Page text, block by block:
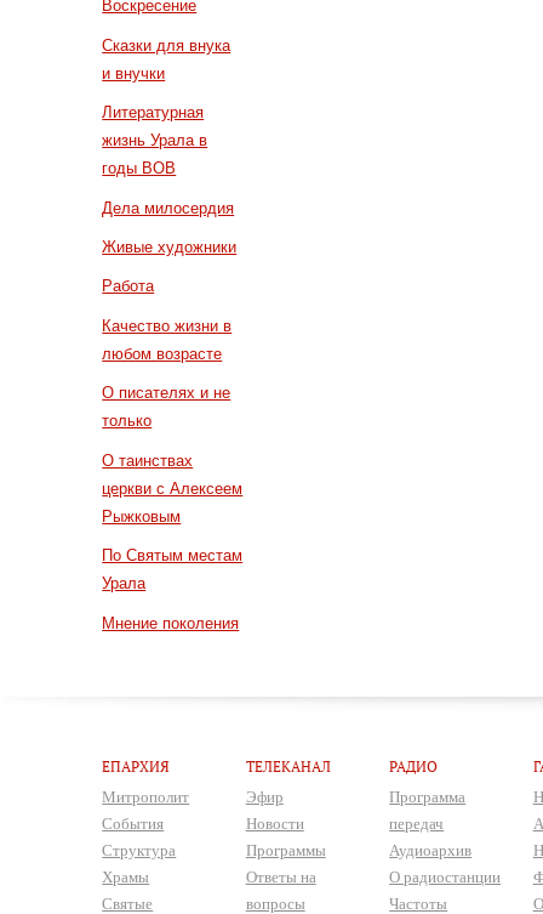
Воскресение
Сказки для внука
и внучки
Литературная
жизнь Урала в
годы ВОВ
Дела милосердия
Живые художники
Работа
Качество жизни в
любом возрасте
О писателях и не
только
О таинствах
церкви с Алексеем
Рыжковым
По Святым местам
Урала
Мнение поколения
ЕПАРХИЯ
Митрополит
События
Структура
Храмы
Святые
ТЕЛЕКАНАЛ
Эфир
Новости
Программы
Ответы на
вопросы
РАДИО
Программа
передач
Аудиоархив
О радиостанции
Частоты